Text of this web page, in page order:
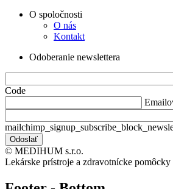
O spoločnosti
O nás
Kontakt
Odoberanie newslettera
Code
© MEDIHUM s.r.o.
Lekárske prístroje a zdravotnícke pomôcky